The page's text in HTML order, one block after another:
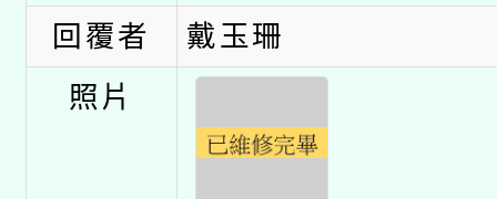
回覆者
戴玉珊
照片